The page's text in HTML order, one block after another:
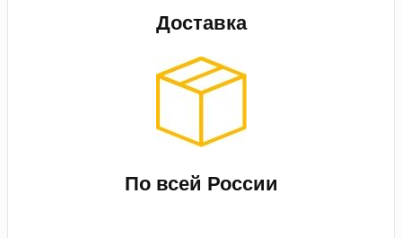
Доставка
По всей России